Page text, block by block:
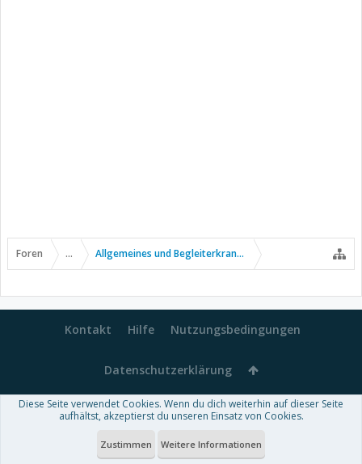
Foren ... Allgemeines und Begleiterkrankungen
Kontakt Hilfe Nutzungsbedingungen
Datenschutzerklärung
Forum software by XenForo™-Deutsch von xenDach
Theme designed byThemeHouse
Diese Seite verwendet Cookies. Wenn du dich weiterhin auf dieser Seite
aufhältst, akzeptierst du unseren Einsatz von Cookies.
Zustimmen Weitere Informationen